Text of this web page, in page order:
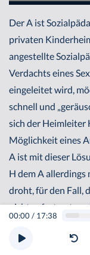
00:00/ 17:38
Der A ist
privaten
angestellte
Verdachts eines
eingeleitet wird,
schnell und
sich der Heimleiter
Möglichkeit eines
A ist mit dieser
H dem A
droht, für den Fall,
nicht sofort
Später kommen